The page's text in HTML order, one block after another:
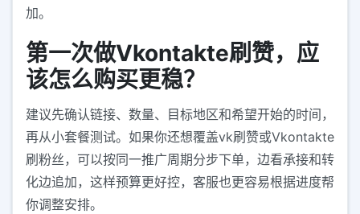
加。
第一次做Vkontakte刷赞，应
该怎么购买更稳？
建议先确认链接、数量、目标地区和希望开始的时间，
再从小套餐测试。如果你还想覆盖vk刷赞或Vkontakte
刷粉丝，可以按同一推广周期分步下单，边看承接和转
化边追加，这样预算更好控，客服也更容易根据进度帮
你调整安排。